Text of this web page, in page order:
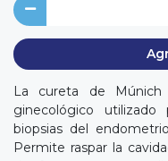
La cureta de Múnich
ginecológico
biopsias del
Permite raspar la